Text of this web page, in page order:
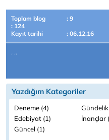
Toplam blog
: 9
: 124
Kayıt tarihi
: 06.12.16
. ..
Yazdığım Kategoriler
Deneme (4)
Gündelik
Edebiyat (1)
İnançlar
Güncel (1)